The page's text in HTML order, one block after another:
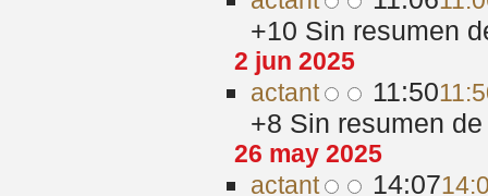
+10 Sin resumen
2 jun 2025
actant 11:50
+8 Sin resumen
26 may 2025
actant 14:07